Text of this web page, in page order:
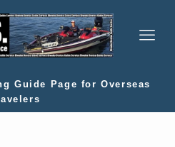
Guide Page for Overseas